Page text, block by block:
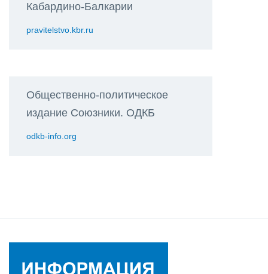
Кабардино-Балкарии
pravitelstvo.kbr.ru
Общественно-политическое
издание Союзники. ОДКБ
odkb-info.org